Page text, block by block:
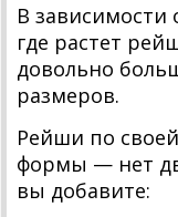
В зависимости
где растет
довольно
размеров.
Рейши по
формы — нет
вы добавите: